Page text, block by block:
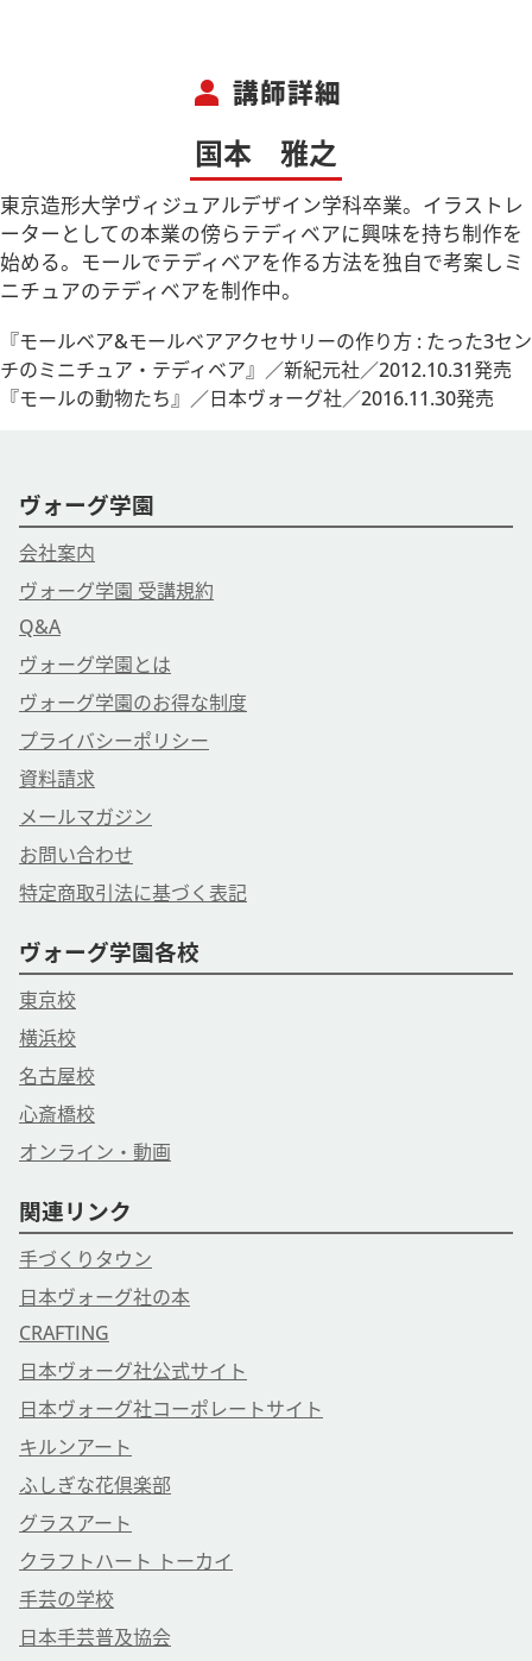
person 講師詳細
国本 雅之
東京造形大学ヴィジュアルデザイン学科卒業。イラストレ
ーターとしての本業の傍らテディベアに興味を持ち制作を
始める。モールでテディベアを作る方法を独自で考案しミ
ニチュアのテディベアを制作中。
『モールベア&モールベアアクセサリーの作り方 : たった3セン
チのミニチュア・テディベア』／‎新紀元社／2012.10.31発売
『モールの動物たち』／日本ヴォーグ社／2016.11.30発売
ヴォーグ学園
会社案内
ヴォーグ学園 受講規約
Q&A
ヴォーグ学園とは
ヴォーグ学園のお得な制度
プライバシーポリシー
資料請求
メールマガジン
お問い合わせ
特定商取引法に基づく表記
ヴォーグ学園各校
東京校
横浜校
名古屋校
心斎橋校
オンライン・動画
関連リンク
手づくりタウン
日本ヴォーグ社の本
CRAFTING
日本ヴォーグ社公式サイト
日本ヴォーグ社コーポレートサイト
キルンアート
ふしぎな花倶楽部
グラスアート
クラフトハート トーカイ
手芸の学校
日本手芸普及協会